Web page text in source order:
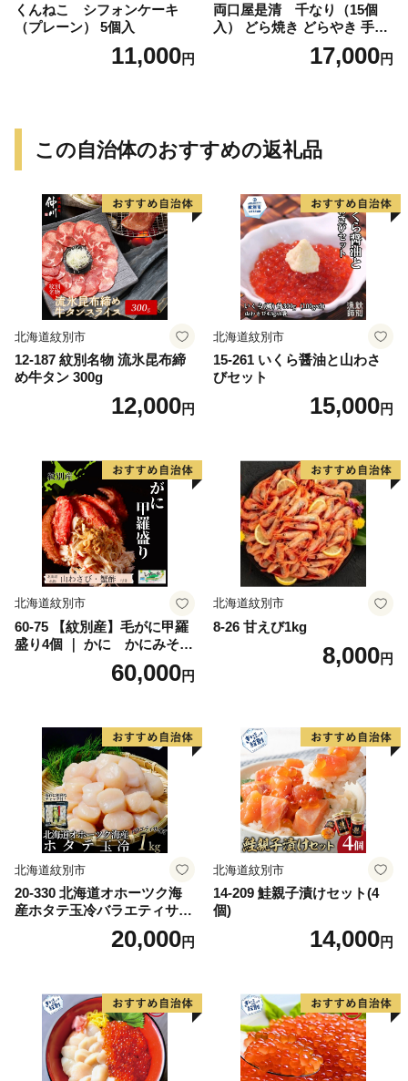
くんねこ シフォンケーキ
（プレーン） 5個入
11,000円
両口屋是清 千なり（15個
入） どら焼き どらやき 手土
産 お土産 土産 丹波大納言小
豆 抹茶 林檎 りんご 慶事 お
17,000円
この自治体のおすすめの返礼品
北海道紋別市
12-187 紋別名物 流氷昆布締
め牛タン 300g
12,000円
北海道紋別市
15-261 いくら醤油と山わさ
びセット
15,000円
北海道紋別市
60-75 【紋別産】毛がに甲羅
盛り4個 ｜ かに かにみそ
無添加 山わさび 蟹酢付
60,000円
北海道紋別市
8-26 甘えび1kg
8,000円
北海道紋別市
20-330 北海道オホーツク海
産ホタテ玉冷バラエティサイ
ズ(1kg)｜ 訳あり サイズ不揃
20,000円
北海道紋別市
14-209 鮭親子漬けセット(4
個)
14,000円